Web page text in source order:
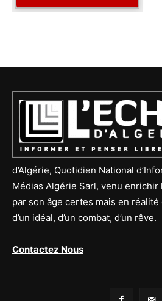
d’Algérie, Quotidien National
Médias Algérie Sarl, venu
par son âge certes mais en réalité
d’un idéal, d’un combat, d’un rêve.
Contactez Nous